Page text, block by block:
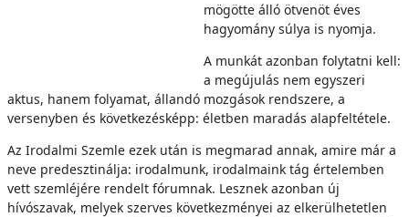
mögötte álló ötvenöt éves
hagyomány súlya is nyomja.
A munkát azonban folytatni kell:
a megújulás nem egyszeri
aktus, hanem folyamat, állandó mozgások rendszere, a
versenyben és következésképp: életben maradás alapfeltétele.
Az Irodalmi Szemle ezek után is megmarad annak, amire már a
neve predesztinálja: irodalmunk, irodalmaink tág értelemben
vett szemléjére rendelt fórumnak. Lesznek azonban új
hívószavak, melyek szerves következményei az elkerülhetetlen